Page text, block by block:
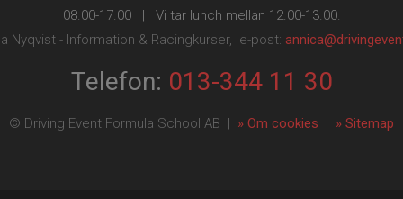
08.00-17.00 | Vi tar lunch mellan 12.00-13.00.
Nyqvist - Information & Racingkurser, e-post:
Telefon: 013-344 11 30
© Driving Event Formula School AB | » Om cookies » Sitemap